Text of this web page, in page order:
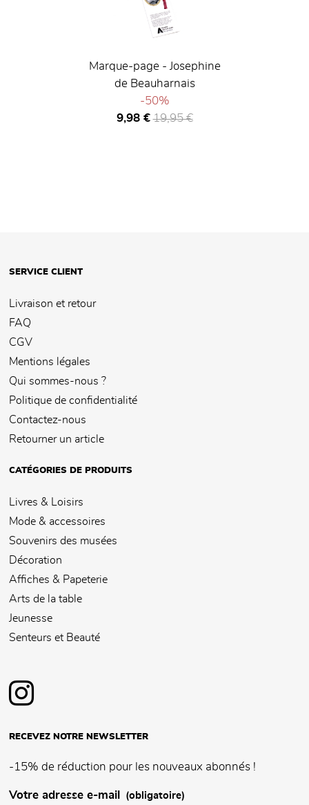
Marque-page - Josephine
de Beauharnais
-50%
Prix ​​actuel
9,98 € Ancien prix
19,95 €
SERVICE CLIENT
Livraison et retour
FAQ
CGV
Mentions légales
Qui sommes-nous ?
Politique de confidentialité
Contactez-nous
Retourner un article
CATÉGORIES DE PRODUITS
Livres & Loisirs
Mode & accessoires
Souvenirs des musées
Décoration
Affiches & Papeterie
Arts de la table
Jeunesse
Senteurs et Beauté
RECEVEZ NOTRE NEWSLETTER
-15% de réduction pour les nouveaux abonnés !
Votre adresse e-mail (obligatoire)